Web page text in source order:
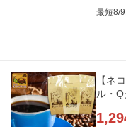
最短8/
【ネ
ル・